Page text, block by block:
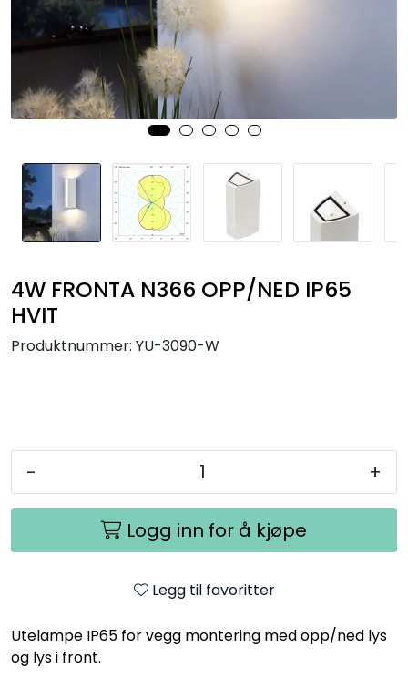
4W FRONTA N366 OPP/NED IP65
HVIT
Produktnummer: YU-3090-W
- +
Logg inn for å kjøpe
Legg til favoritter
Utelampe IP65 for vegg montering med opp/ned lys
og lys i front.
Utendørs
Trådløs sensor
Arbeidslampe
EPD
Referanser